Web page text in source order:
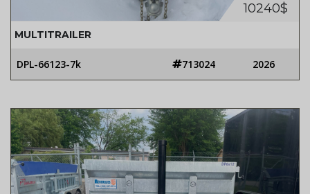
10240$
MULTITRAILER
DPL-66123-7k 713024 2026